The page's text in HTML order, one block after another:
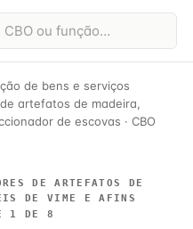
de bens e serviços
artefatos de madeira,
de escovas · CBO
DE ARTEFATOS DE
DE VIME E AFINS
1 DE 8